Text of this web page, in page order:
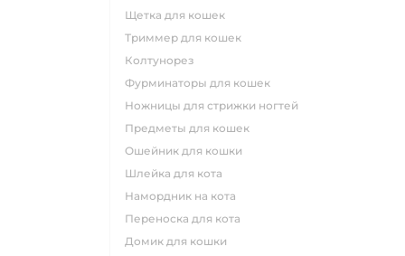
щетка для кошек
триммер для кошек
колтунорез
фурминаторы для кошек
ножницы для стрижки ногтей
предметы для кошек
ошейник для кошки
шлейка для кота
намордник на кота
переноска для кота
домик для кошки